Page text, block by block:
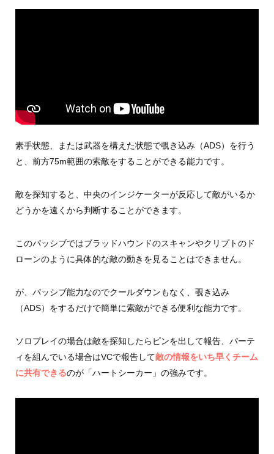
素手状態、または武器を構えた状態で覗き込み（ADS）を行う
と、前方75m範囲の索敵をすることができる能力です。
敵を探知すると、中央のインジケーターが反応して敵がいるか
どうかを遠くから判断することができます。
このパッシブではブラッドハウンドのスキャンやクリプトのド
ローンのように具体的な敵の動きを見ることはできません。
が、パッシブ能力なのでクールダウンもなく、覗き込み
（ADS）をするだけで簡単に索敵ができる便利な能力です。
ソロプレイの場合は敵を探知したらピンを出して報告、パーテ
ィを組んでいる場合はVCで報告して敵の情報をいち早くチーム
に共有できるのが「ハートシーカー」の強みです。